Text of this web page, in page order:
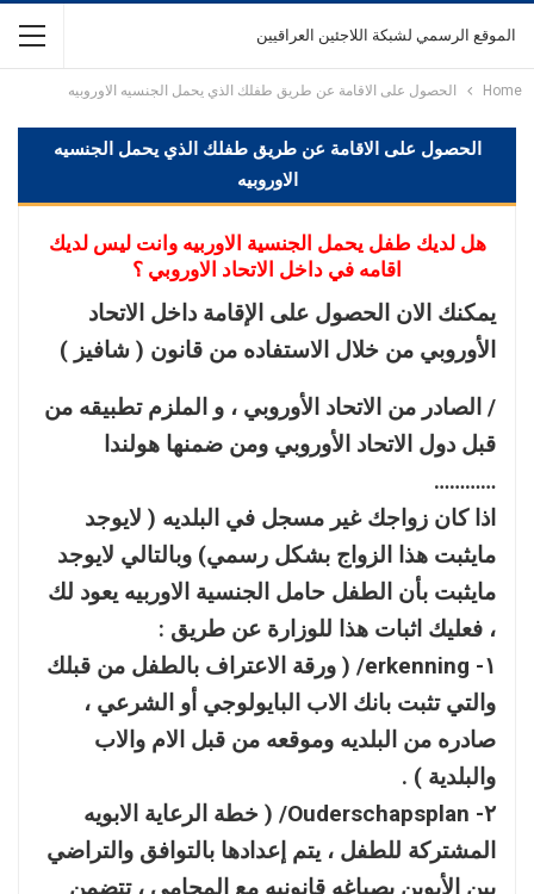
الموقع الرسمي لشبكة اللاجئين العراقيين
Home الحصول على الاقامة عن طريق طفلك الذي يحمل الجنسيه الاوروبيه
الحصول على الاقامة عن طريق طفلك الذي يحمل الجنسيه
الاوروبيه
هل لديك طفل يحمل الجنسية الاوربيه وانت ليس لديك
اقامه في داخل الاتحاد الاوروبي ؟
يمكنك الان الحصول على الإقامة داخل الاتحاد
الأوروبي من خلال الاستفاده من قانون ( شافيز )
/ الصادر من الاتحاد الأوروبي ، و الملزم تطبيقه من
قبل دول الاتحاد الأوروبي ومن ضمنها هولندا
…………
اذا كان زواجك غير مسجل في البلديه ( لايوجد
مايثبت هذا الزواج بشكل رسمي) وبالتالي لايوجد
مايثبت بأن الطفل حامل الجنسية الاوربيه يعود لك
، فعليك اثبات هذا للوزارة عن طريق :
١- erkenning/ ( ورقة الاعتراف بالطفل من قبلك
والتي تثبت بانك الاب البايولوجي أو الشرعي ،
صادره من البلديه وموقعه من قبل الام والاب
والبلدية ) .
٢- Ouderschapsplan/ ( خطة الرعاية الابويه
المشتركة للطفل ، يتم إعدادها بالتوافق والتراضي
بين الأبوين بصياغه قانونيه مع المحامي ، تتضمن